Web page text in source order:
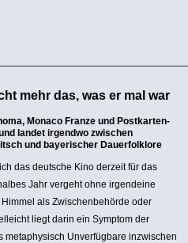
mehr das, was er mal war
Monaco Franze und Postkarten-
landet irgendwo zwischen
und bayerischer Dauerfolklore
das deutsche Kino derzeit für das
Jahr vergeht ohne irgend­eine
als Zwischen­behörde oder
liegt darin ein Symptom der
meta­phy­sisch Unver­füg­bare inzwi­schen